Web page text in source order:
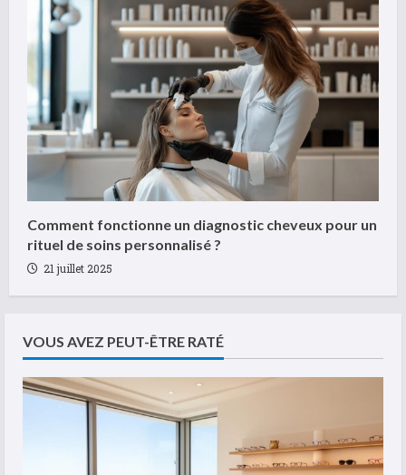
Comment fonctionne un diagnostic cheveux pour un
rituel de soins personnalisé ?
21 juillet 2025
VOUS AVEZ PEUT-ÊTRE RATÉ